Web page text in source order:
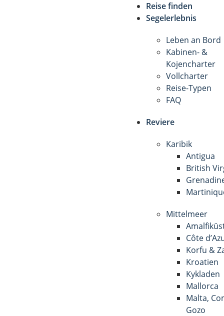
Reise finden
Segelerlebnis
Leben an Bord
Kabinen- &
Kojencharter
Vollcharter
Reise-Typen
FAQ
Reviere
Karibik
Antigua
British
Mittelmeer
Côte
Korfu &
Kroatien
Kykladen
Mallorca
Malta,
Gozo